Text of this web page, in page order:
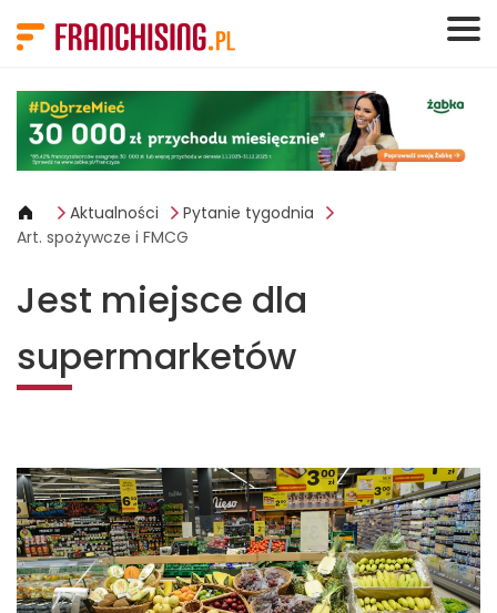
Aktualności
Pytanie tygodnia
Art. spożywcze i FMCG
Jest miejsce dla
supermarketów